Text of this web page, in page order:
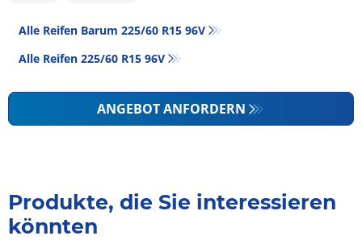
Alle Reifen Barum 225/60 R15 96V
Alle Reifen‎ 225/60 R15 96V
ANGEBOT ANFORDERN
Produkte, die Sie interessieren
könnten